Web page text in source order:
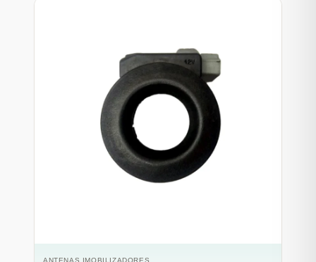
ANTENAS IMOBILIZADORES